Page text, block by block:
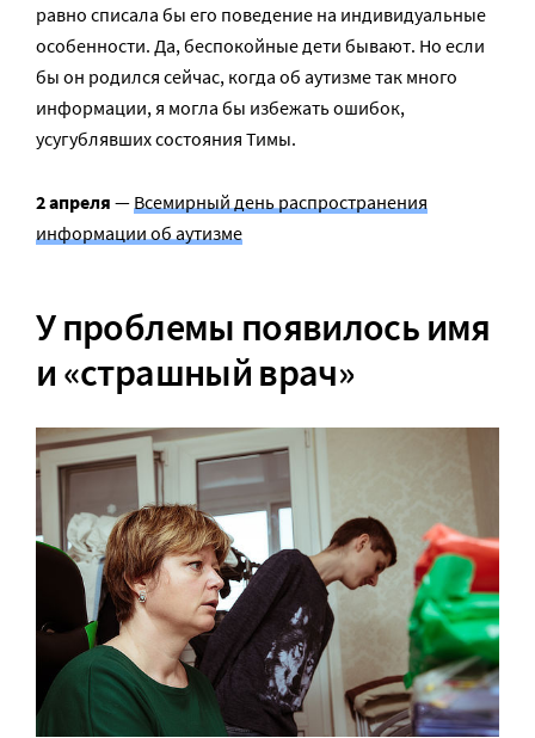
равно списала бы его поведение на индивидуальные
особенности. Да, беспокойные дети бывают. Но если
бы он родился сейчас, когда об аутизме так много
информации, я могла бы избежать ошибок,
усугублявших состояния Тимы.
2 апреля — Всемирный день распространения
информации об аутизме
У проблемы появилось имя
и «страшный врач»